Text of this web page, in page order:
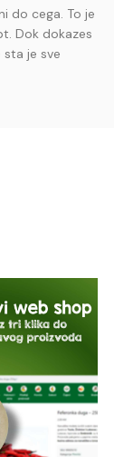
do cega. To je
Dok dokazes
sta je sve